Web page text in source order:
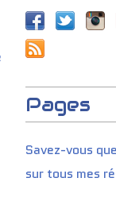
Pages
Savez-vous
sur tous mes